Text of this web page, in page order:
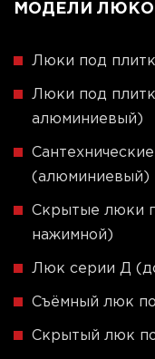
МОДЕЛИ
Люки под
Люки под
алюминиевый)
(алюминиевый)
Скрытые люки
нажимной)
Люк серии Д
Съёмный люк
Скрытый люк